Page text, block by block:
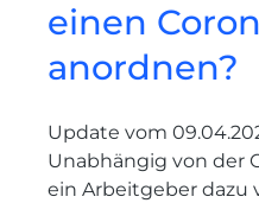
einen
anordnen?
Update vom
Unabhängig von der
ein Arbeitgeber dazu